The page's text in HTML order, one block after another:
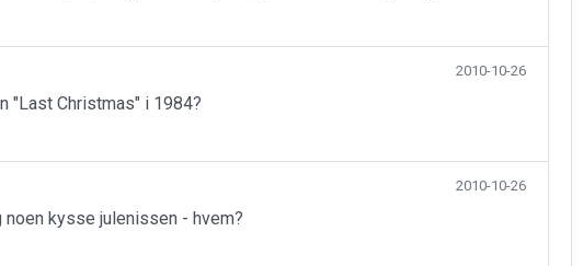
2010-10-26
"Last Christmas" i 1984?
2010-10-26
kysse julenissen - hvem?